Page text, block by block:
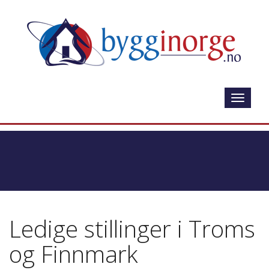
Ledige stillinger i Troms
og Finnmark